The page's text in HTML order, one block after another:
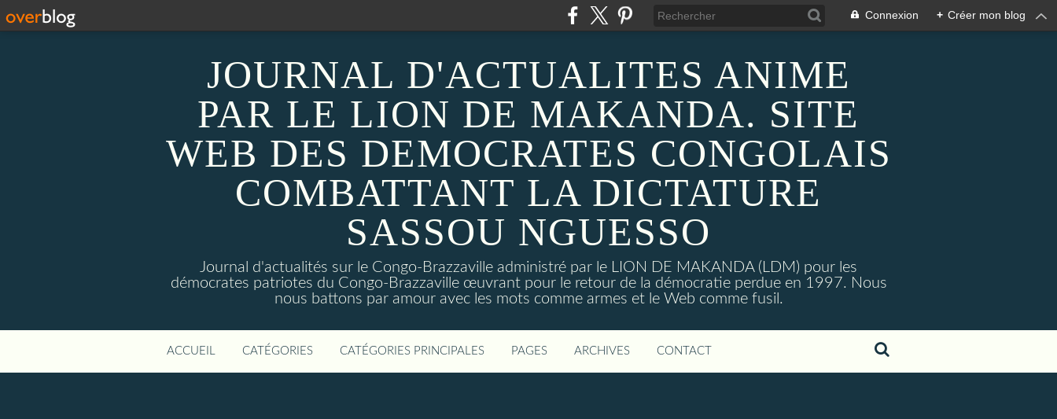
Connexion + Créer mon blog
JOURNAL D'ACTUALITES ANIME
PAR LE LION DE MAKANDA. SITE
WEB DES DEMOCRATES CONGOLAIS
COMBATTANT LA DICTATURE
SASSOU NGUESSO
Journal d'actualités sur le Congo-Brazzaville administré par le LION DE MAKANDA (LDM) pour les
démocrates patriotes du Congo-Brazzaville œuvrant pour le retour de la démocratie perdue en 1997. Nous
nous battons par amour avec les mots comme armes et le Web comme fusil.
ACCUEIL CATÉGORIES CATÉGORIES PRINCIPALES PAGES ARCHIVES CONTACT